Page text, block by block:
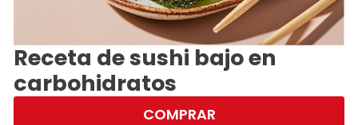
Receta de sushi bajo en
carbohidratos
COMPRAR